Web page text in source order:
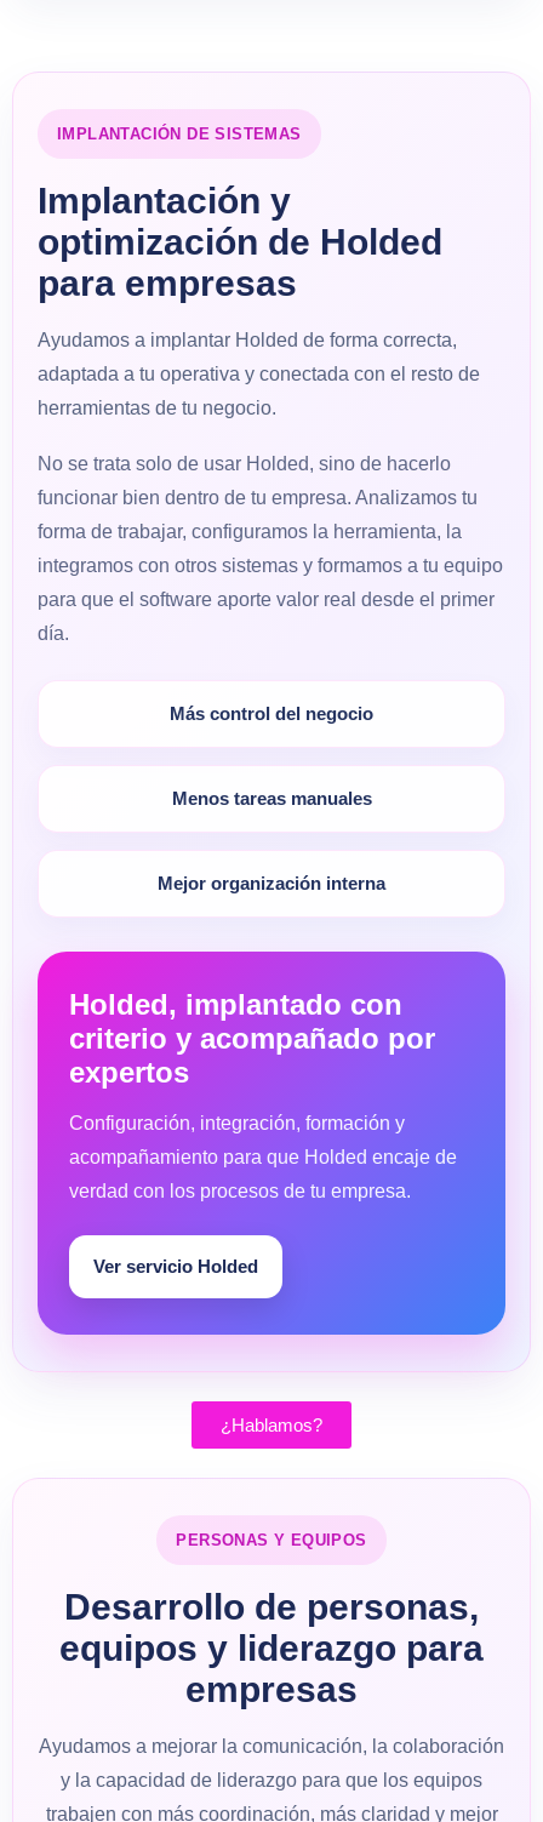
IMPLANTACIÓN DE SISTEMAS
Implantación y
optimización de Holded
para empresas
Ayudamos a implantar Holded de forma correcta,
adaptada a tu operativa y conectada con el resto de
herramientas de tu negocio.
No se trata solo de usar Holded, sino de hacerlo
funcionar bien dentro de tu empresa. Analizamos tu
forma de trabajar, configuramos la herramienta, la
integramos con otros sistemas y formamos a tu equipo
para que el software aporte valor real desde el primer
día.
Más control del negocio
Menos tareas manuales
Mejor organización interna
Holded, implantado con
criterio y acompañado por
expertos
Configuración, integración, formación y
acompañamiento para que Holded encaje de
verdad con los procesos de tu empresa.
Ver servicio Holded
¿Hablamos?
PERSONAS Y EQUIPOS
Desarrollo de personas,
equipos y liderazgo para
empresas
Ayudamos a mejorar la comunicación, la colaboración
y la capacidad de liderazgo para que los equipos
trabajen con más coordinación, más claridad y mejor